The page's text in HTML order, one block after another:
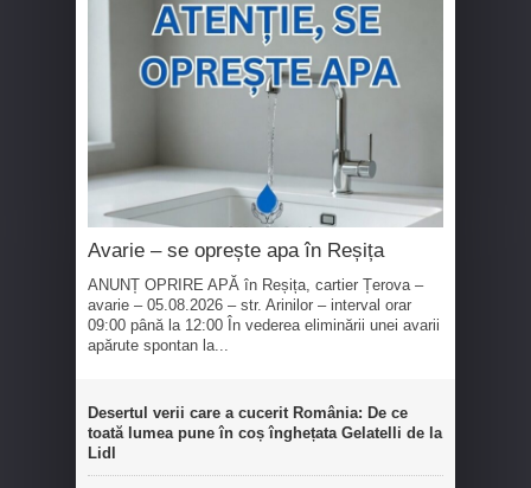
Avarie – se oprește apa în Reșița
ANUNȚ OPRIRE APĂ în Reșița, cartier Țerova –
avarie – 05.08.2026 – str. Arinilor – interval orar
09:00 până la 12:00 În vederea eliminării unei avarii
apărute spontan la...
Desertul verii care a cucerit România: De ce
toată lumea pune în coș înghețata Gelatelli de la
Lidl